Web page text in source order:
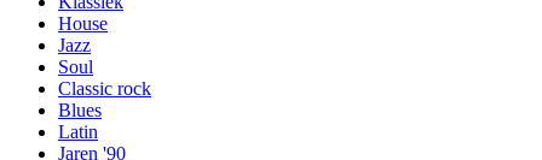
House
Jazz
Soul
Classic rock
Blues
Latin
Jaren '90